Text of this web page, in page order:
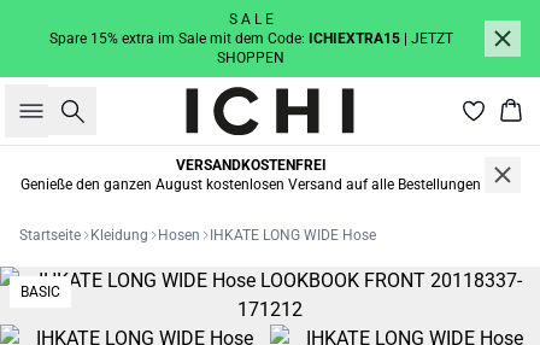
S A L E
Spare 15% extra im Sale mit dem Code: ICHIEXTRA15
| JETZT
SHOPPEN
Suche
VERSANDKOSTENFREI
Genieße den ganzen August kostenlosen Versand auf alle Bestellungen
Startseite Kleidung Hosen IHKATE LONG WIDE Hose
BASIC